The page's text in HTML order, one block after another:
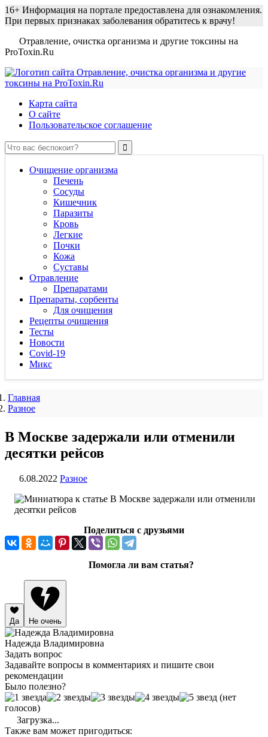
16+ Информация на портале предоставлена для ознакомления.
При первых признаках заболевания обратитесь к врачу!
Отравление, очистка организма и другие токсины на
ProToxin.Ru
Карта сайта
О сайте
Пользовательское соглашение
Очищение организма
Печень
Сосуды
Кишечник
Паразиты
Кровь
Легкие
Почки
Кожа
Суставы
Отравление
Препаратами
Препараты, сорбенты
Для очищения
Рецепты очищения
Тесты
Новости
Covid-19
Микс
Главная
Разное
В Москве задержали или отменили
десятки рейсов
6.08.2022 Разное
Поделиться с друзьями
Помогла ли вам статья?
Да Не очень
Надежда Владимировна
Задать вопрос
Задавайте вопросы в комментариях и пишите свои
рекомендации
Было полезно?
(нет
голосов)
Загрузка...
Также вам может пригодиться: